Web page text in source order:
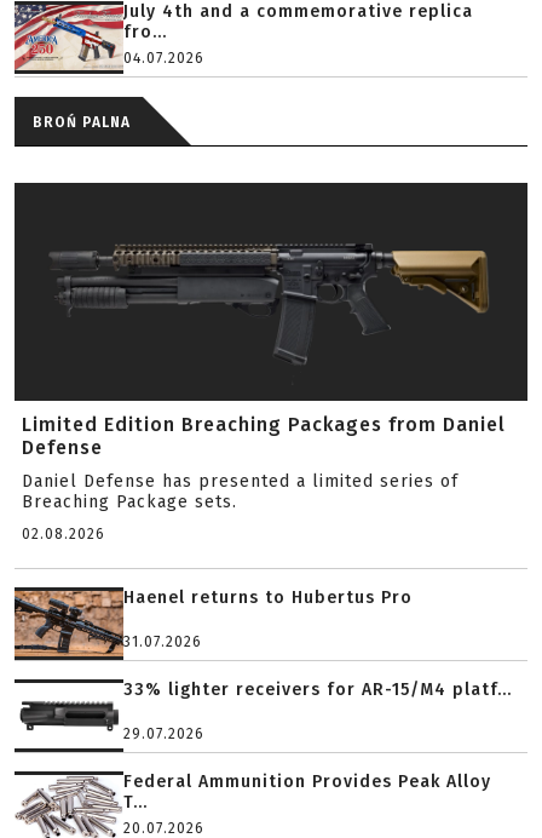
July 4th and a commemorative replica
fro...
04.07.2026
BROŃ PALNA
Limited Edition Breaching Packages from Daniel
Defense
Daniel Defense has presented a limited series of
Breaching Package sets.
02.08.2026
Haenel returns to Hubertus Pro
31.07.2026
33% lighter receivers for AR-15/M4 platf...
29.07.2026
Federal Ammunition Provides Peak Alloy
T...
20.07.2026